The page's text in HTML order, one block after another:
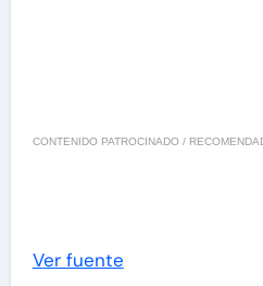
CONTENIDO PATROCINADO /
Ver fuente